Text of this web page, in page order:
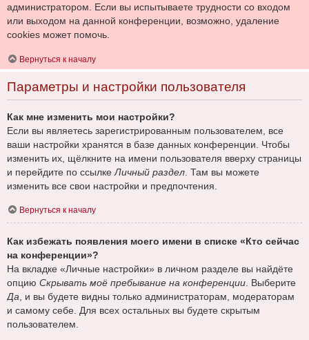
администратором. Если вы испытываете трудности со входом
или выходом на данной конференции, возможно, удаление
cookies может помочь.
Вернуться к началу
Параметры и настройки пользователя
Как мне изменить мои настройки?
Если вы являетесь зарегистрированным пользователем, все
ваши настройки хранятся в базе данных конференции. Чтобы
изменить их, щёлкните на имени пользователя вверху страницы
и перейдите по ссылкеЛичный раздел. Там вы можете
изменить все свои настройки и предпочтения.
Вернуться к началу
Как избежать появления моего имени в списке «Кто сейчас
на конференции»?
На вкладке «Личные настройки» в личном разделе вы найдёте
опцию Скрывать моё пребывание на конференции . Выберите
Да , и вы будете видны только администраторам, модераторам
и самому себе. Для всех остальных вы будете скрытым
пользователем.